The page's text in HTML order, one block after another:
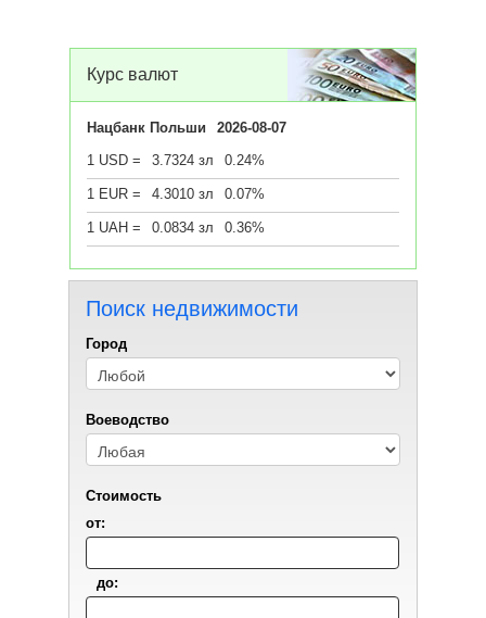
Курс валют
Нацбанк Польши
2026-08-07
1 USD =
3.7324 зл 0.24%
1 EUR = 4.3010 зл 0.07%
1 UAH = 0.0834 зл 0.36%
Поиск недвижимости
Город
Воеводствo
Стоимость
от:
до: